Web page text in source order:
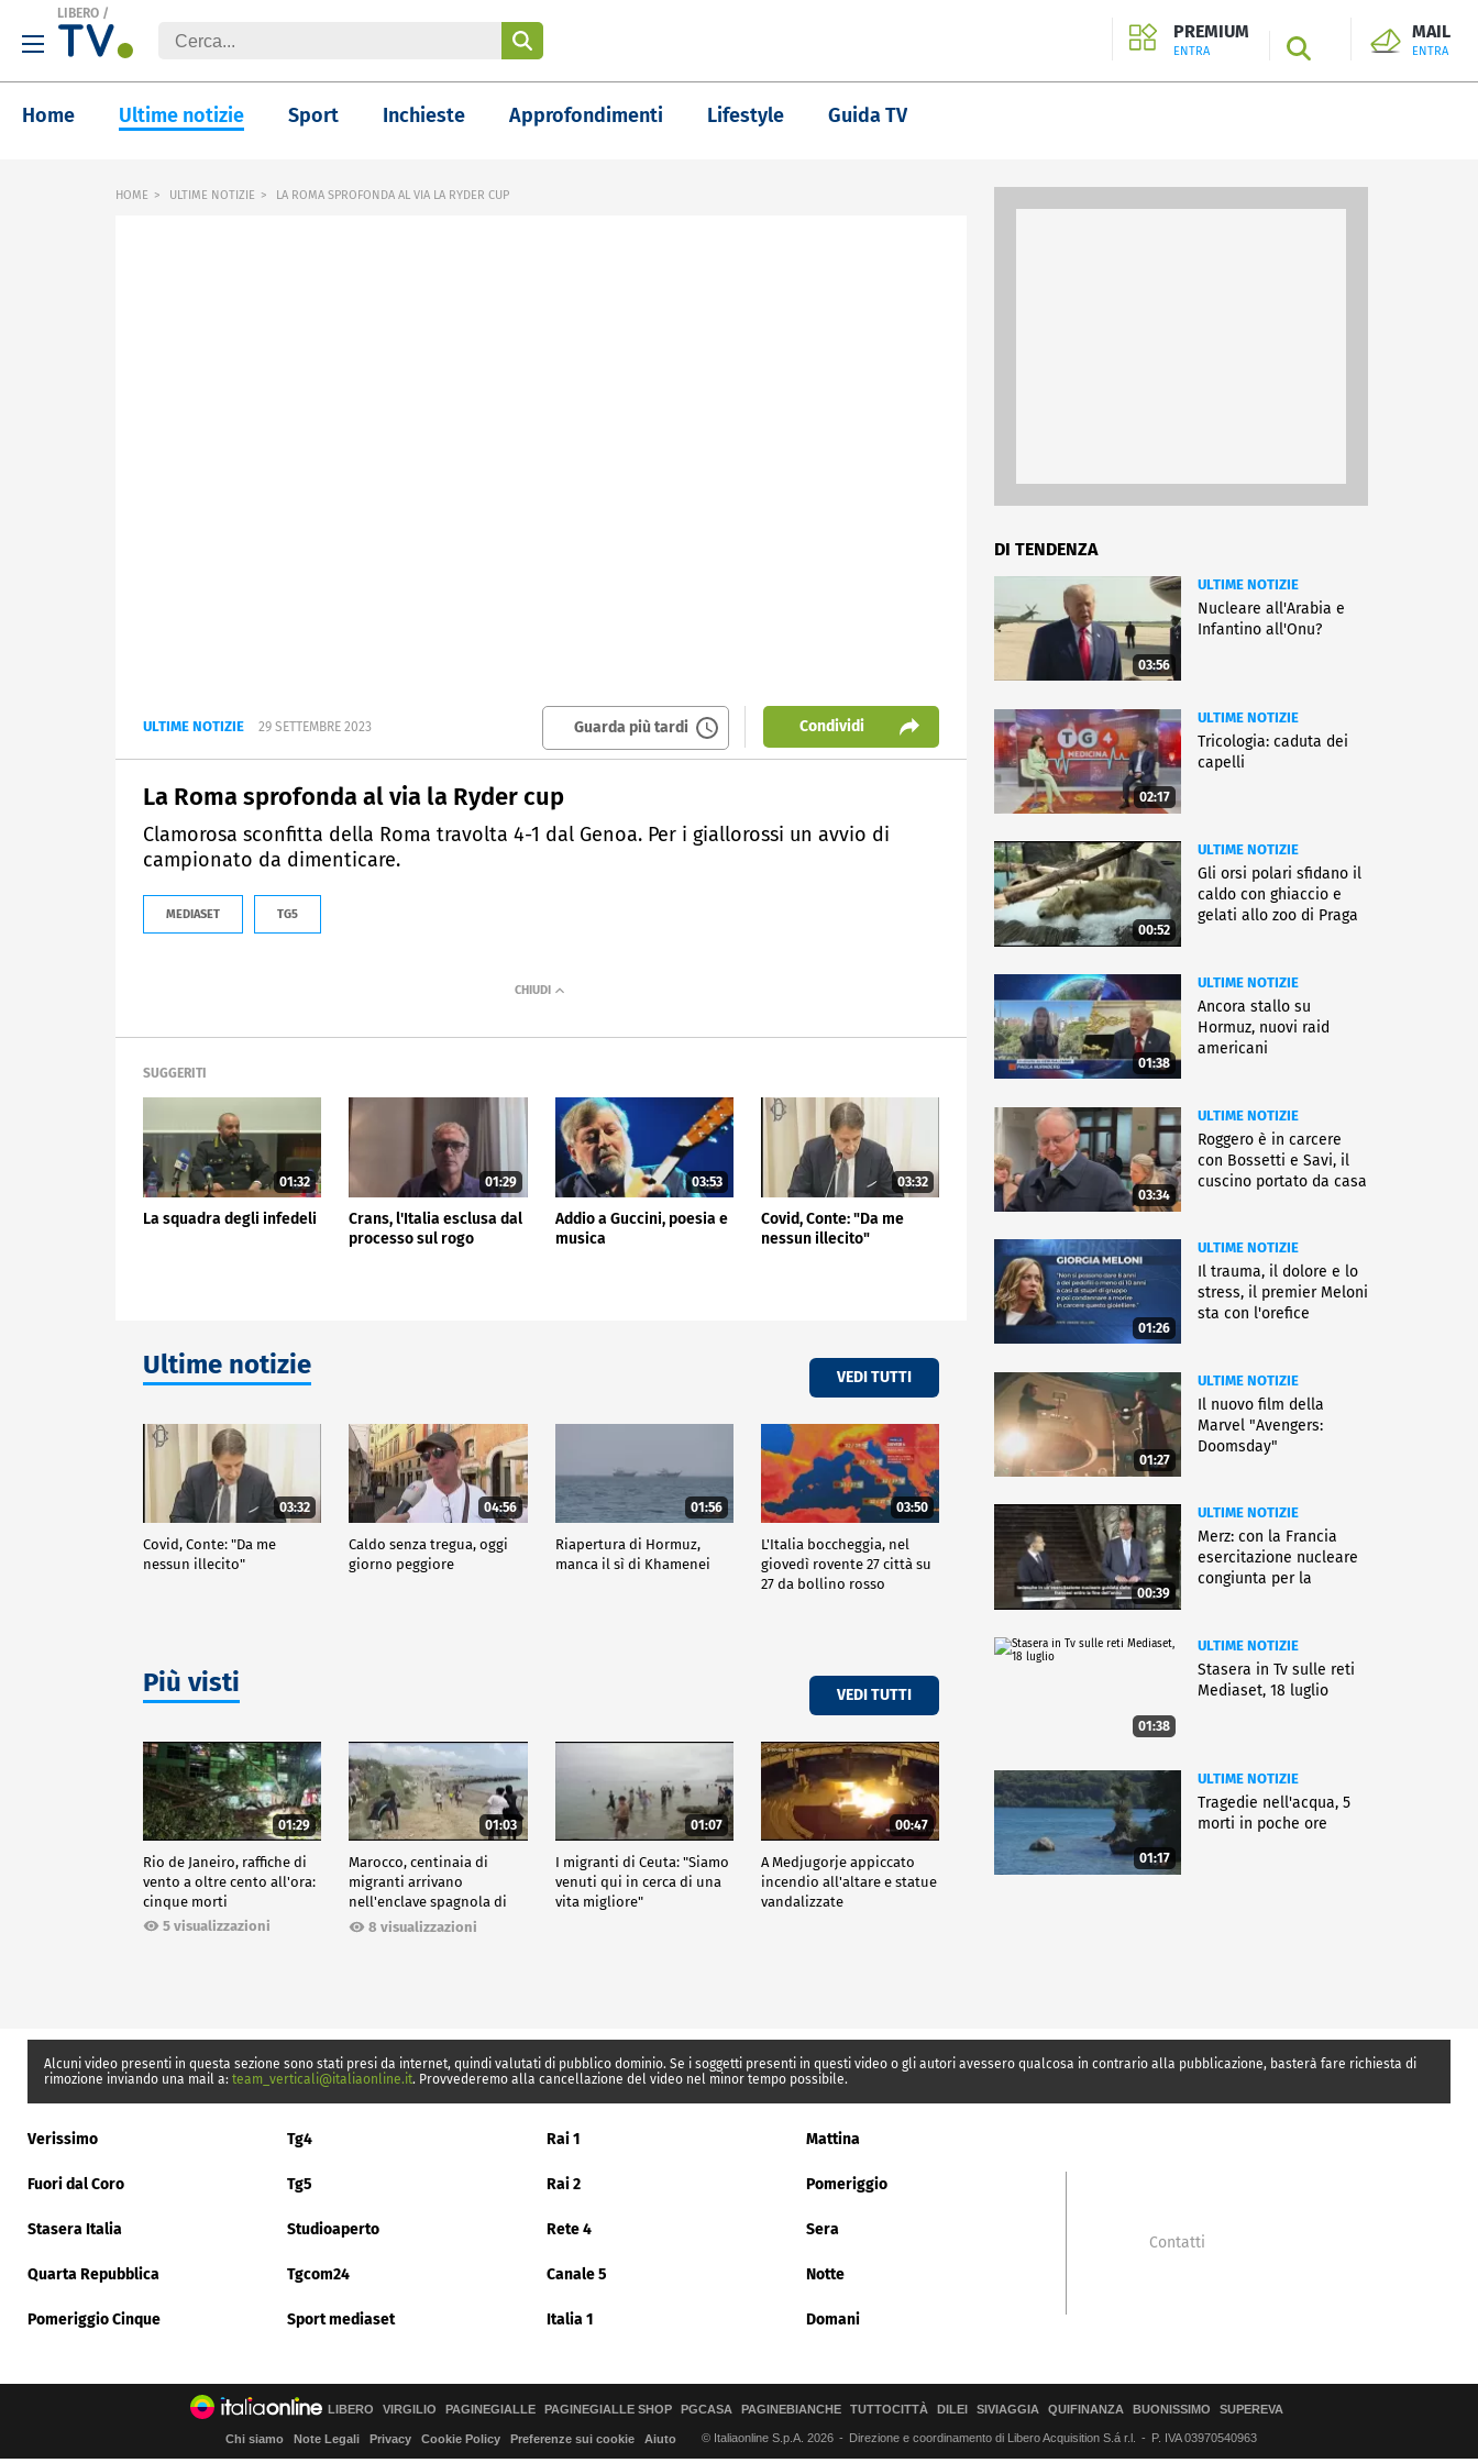
LIBERO /
PREMIUM
ENTRA SEARCH
MAIL
ENTRA
Home Ultime notizie Sport Inchieste Approfondimenti Lifestyle Guida TV
HOME ULTIME NOTIZIE LA ROMA SPROFONDA AL VIA LA RYDER CUP
ULTIME NOTIZIE 29 SETTEMBRE 2023 Guarda più tardi Condividi
La Roma sprofonda al via la Ryder cup
Clamorosa sconfitta della Roma travolta 4-1 dal Genoa. Per i giallorossi un avvio di
campionato da dimenticare.
MEDIASET TG5
SUGGERITI
01:32
La squadra degli infedeli
01:29
Crans, l'Italia esclusa dal
processo sul rogo
03:53
Addio a Guccini, poesia e
musica
03:32
Covid, Conte: "Da me
nessun illecito"
Ultime notizie VEDI TUTTI
03:32
Covid, Conte: "Da me
nessun illecito"
04:56
Caldo senza tregua, oggi
giorno peggiore
01:56
Riapertura di Hormuz,
manca il sì di Khamenei
03:50
L'Italia boccheggia, nel
giovedì rovente 27 città su
27 da bollino rosso
Più visti VEDI TUTTI
01:29
Rio de Janeiro, raffiche di
vento a oltre cento all'ora:
cinque morti
5 visualizzazioni
01:03
Marocco, centinaia di
migranti arrivano
nell'enclave spagnola di
Ceuta8 visualizzazioni
01:07
I migranti di Ceuta: "Siamo
venuti qui in cerca di una
vita migliore"
00:47
A Medjugorje appiccato
incendio all'altare e statue
vandalizzate
DI TENDENZA
03:56
ULTIME NOTIZIE
Nucleare all'Arabia e
Infantino all'Onu?
02:17
ULTIME NOTIZIE
Tricologia: caduta dei
capelli
00:52
ULTIME NOTIZIE
Gli orsi polari sfidano il
caldo con ghiaccio e
gelati allo zoo di Praga
01:38
ULTIME NOTIZIE
Ancora stallo su
Hormuz, nuovi raid
americani
03:34
ULTIME NOTIZIE
Roggero è in carcere
con Bossetti e Savi, il
cuscino portato da casa
01:26
ULTIME NOTIZIE
Il trauma, il dolore e lo
stress, il premier Meloni
sta con l'orefice
01:27
ULTIME NOTIZIE
Il nuovo film della
Marvel "Avengers:
Doomsday"
00:39
ULTIME NOTIZIE
Merz: con la Francia
esercitazione nucleare
congiunta per la
01:38
ULTIME NOTIZIE
Stasera in Tv sulle reti
Mediaset, 18 luglio
01:17
ULTIME NOTIZIE
Tragedie nell'acqua, 5
morti in poche ore
Alcuni video presenti in questa sezione sono stati presi da internet, quindi valutati di pubblico dominio. Se i soggetti presenti in questi video o gli autori avessero qualcosa in contrario alla pubblicazione, basterà fare richiesta di
rimozione inviando una mail a: team_verticali@italiaonline.it. Provvederemo alla cancellazione del video nel minor tempo possibile.
Verissimo Tg4 Rai 1 Mattina
Fuori dal Coro Tg5 Rai 2 Pomeriggio
Stasera Italia Studioaperto Rete 4 Sera
Quarta Repubblica Tgcom24 Canale 5 Notte
Pomeriggio Cinque Sport mediaset Italia 1 Domani
Contatti
LIBERO VIRGILIO PAGINEGIALLE PAGINEGIALLE SHOP PGCASA PAGINEBIANCHE TUTTOCITTÀ DILEI SIVIAGGIA QUIFINANZA BUONISSIMO SUPEREVA
Chi siamo Note Legali Privacy Cookie Policy Preferenze sui cookie Aiuto © Italiaonline S.p.A. 2026 Direzione e coordinamento di Libero Acquisition S.á r.l. P. IVA 03970540963